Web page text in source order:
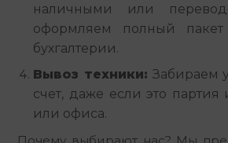
наличными или
оформляем полный
бухгалтерии.
Вывоз техники: Забираем
счет, даже если это партия
или офиса.